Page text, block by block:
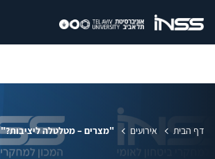
דף הבית אירועים "מצרים – מטלטלה ליציבות?"